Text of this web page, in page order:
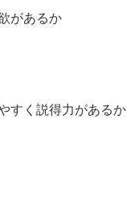
があるか
すく説得力があるか